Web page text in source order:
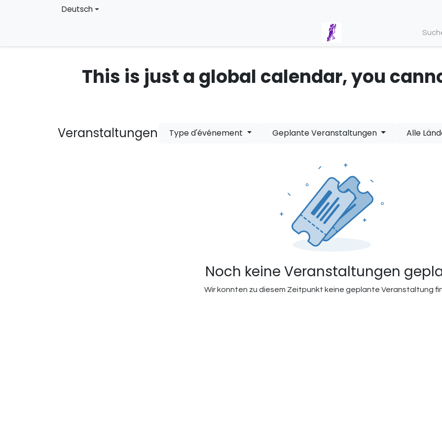
Zum Inhalt springenDeutsch
This is just a global calendar, you
Veranstaltungen Type d'événement Geplante Veranstaltungen Alle
Noch keine Veranstaltungen
Wir konnten zu diesem Zeitpunkt keine geplante Veranstaltung